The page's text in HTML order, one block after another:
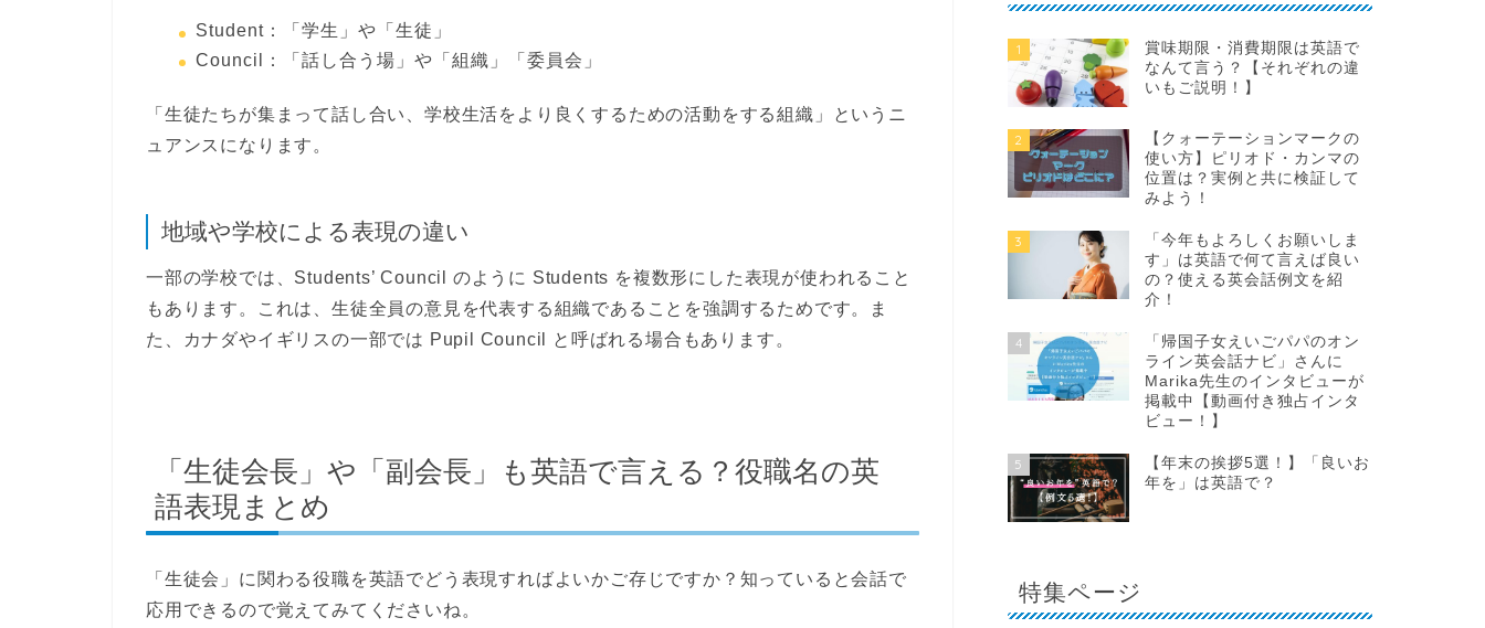
Student ：「学生」や「生徒」
Council
：「話し合う場」や「組織」「委員会」
「生徒たちが集まって話し合い、学校生活をより良くするための活動をする組織」というニ
ュアンスになります。
地域や学校による表現の違い
一部の学校では、 Students’ Council のように Students を複数形にした表現が使われること
もあります。これは、生徒全員の意見を代表する組織であることを強調するためです。ま
た、カナダやイギリスの一部では Pupil Council と呼ばれる場合もあります。
「生徒会長」や「副会長」も英語で言える？役職名の英
語表現まとめ
「生徒会」に関わる役職を英語でどう表現すればよいかご存じですか？知っていると会話で
応用できるので覚えてみてくださいね。
1
賞味期限・消費期限は英語で
なんて言う？【それぞれの違
いもご説明！】
2
【クォーテーションマークの
使い方】ピリオド・カンマの
位置は？実例と共に検証して
みよう！
3
「今年もよろしくお願いしま
す」は英語で何て言えば良い
の？使える英会話例文を紹
介！
4
「帰国子女えいごパパのオン
ライン英会話ナビ」さんに
Marika先生のインタビューが
掲載中【動画付き独占インタ
ビュー！】
5
【年末の挨拶5選！】「良いお
年を」は英語で？
特集ページ